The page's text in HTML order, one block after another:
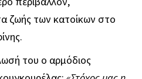
ζωής των κατοίκων στο
του ο αρμόδιος